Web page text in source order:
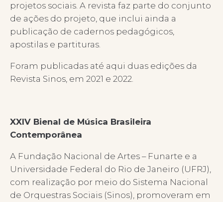
projetos sociais. A revista faz parte do conjunto
de ações do projeto, que inclui ainda a
publicação de cadernos pedagógicos,
apostilas e partituras.
Foram publicadas até aqui duas edições da
Revista Sinos, em 2021 e 2022.
XXIV Bienal de Música Brasileira
Contemporânea
A Fundação Nacional de Artes – Funarte e a
Universidade Federal do Rio de Janeiro (UFRJ),
com realização por meio do Sistema Nacional
de Orquestras Sociais (Sinos), promoveram em